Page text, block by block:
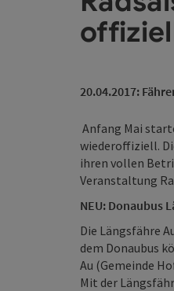
20.04.2017:
Anfang Mai
wiederoffiziell.
ihren vollen
Veranstaltung
NEU: Donaubus
Die Längsfähre
dem Donaubus
Au (Gemeinde
Mit der